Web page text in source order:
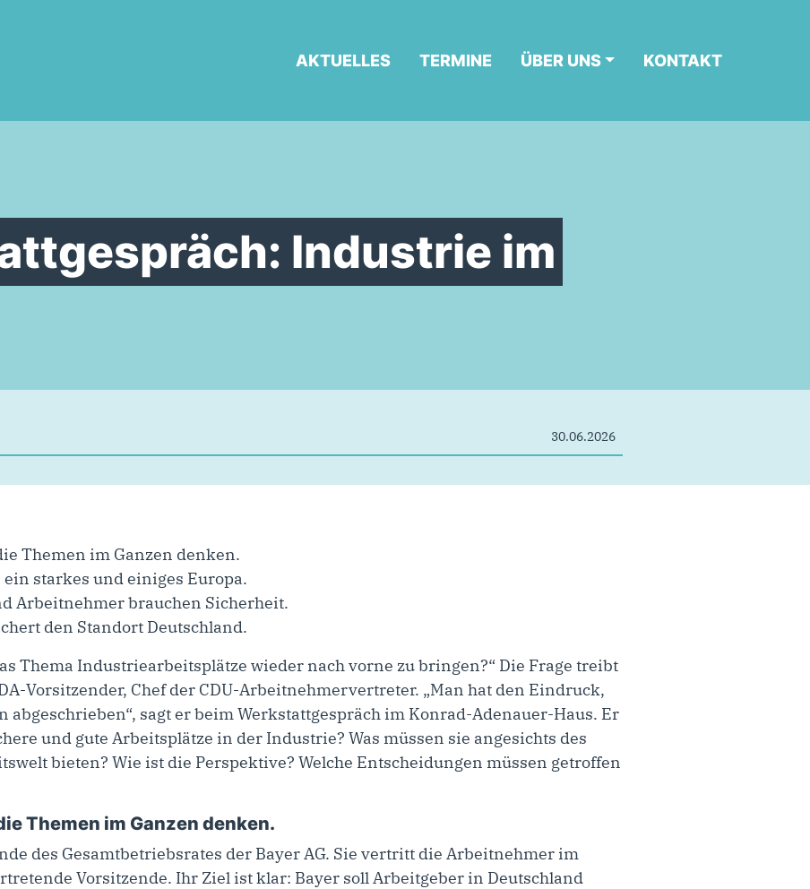
AKTUELLES TERMINE ÜBER UNS KONTAKT
Industrie im
30.06.2026
Themen im Ganzen denken.
starkes und einiges Europa.
Arbeitnehmer brauchen Sicherheit.
den Standort Deutschland.
Thema Industriearbeitsplätze wieder nach vorne zu bringen?“ Die Frage treibt
Vorsitzender, Chef der CDU-Arbeitnehmervertreter. „Man hat den Eindruck,
abgeschrieben“, sagt er beim Werkstattgespräch im Konrad-Adenauer-Haus. Er
und gute Arbeitsplätze in der Industrie? Was müssen sie angesichts des
bieten? Wie ist die Perspektive? Welche Entscheidungen müssen getroffen
Themen im Ganzen denken.
des Gesamtbetriebsrates der Bayer AG. Sie vertritt die Arbeitnehmer im
Vorsitzende. Ihr Ziel ist klar: Bayer soll Arbeitgeber in Deutschland